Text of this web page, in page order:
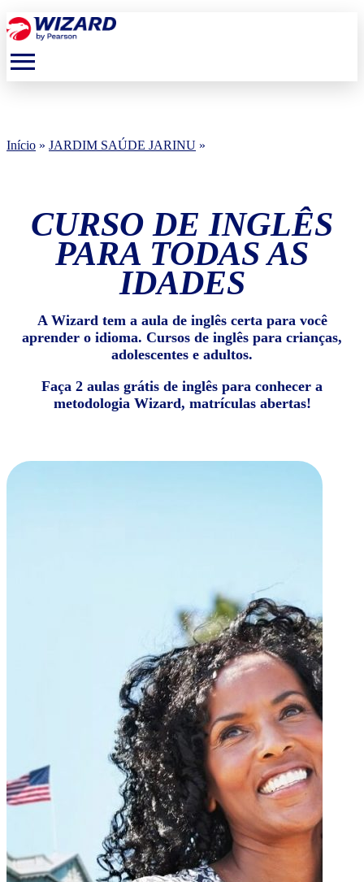
menu
Início » JARDIM SAÚDE JARINU »
CURSO DE INGLÊS
PARA TODAS AS
IDADES
A Wizard tem a aula de inglês certa para você
aprender o idioma. Cursos de inglês para crianças,
adolescentes e adultos.
Faça 2 aulas grátis de inglês para conhecer a
metodologia Wizard, matrículas abertas!